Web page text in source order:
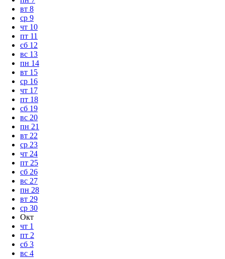
вт 8
ср 9
чт 10
пт 11
сб 12
вс 13
пн 14
вт 15
ср 16
чт 17
пт 18
сб 19
вс 20
пн 21
вт 22
ср 23
чт 24
пт 25
сб 26
вс 27
пн 28
вт 29
ср 30
Окт
чт 1
пт 2
сб 3
вс 4